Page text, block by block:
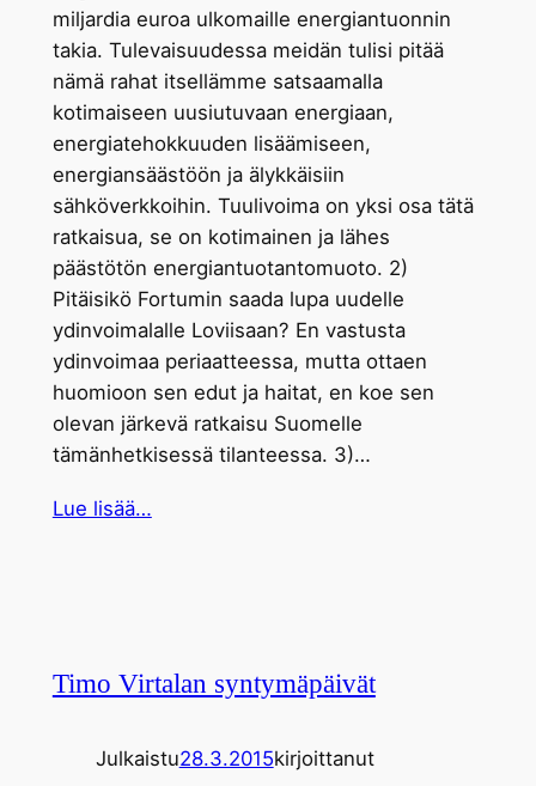
miljardia euroa ulkomaille energiantuonnin
takia. Tulevaisuudessa meidän tulisi pitää
nämä rahat itsellämme satsaamalla
kotimaiseen uusiutuvaan energiaan,
energiatehokkuuden lisäämiseen,
energiansäästöön ja älykkäisiin
sähköverkkoihin. Tuulivoima on yksi osa tätä
ratkaisua, se on kotimainen ja lähes
päästötön energiantuotantomuoto. 2)
Pitäisikö Fortumin saada lupa uudelle
ydinvoimalalle Loviisaan? En vastusta
ydinvoimaa periaatteessa, mutta ottaen
huomioon sen edut ja haitat, en koe sen
olevan järkevä ratkaisu Suomelle
tämänhetkisessä tilanteessa. 3)…
Lue lisää…
Timo Virtalan syntymäpäivät
Julkaistu28.3.2015kirjoittanut